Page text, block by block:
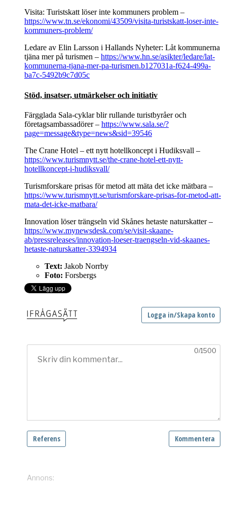
Visita: Turistskatt löser inte kommuners problem –
https://www.tn.se/ekonomi/43509/visita-turistskatt-loser-inte-
kommuners-problem/
Ledare av Elin Larsson i Hallands Nyheter: Låt kommunerna
tjäna mer på turismen – https://www.hn.se/asikter/ledare/lat-
kommunerna-tjana-mer-pa-turismen.b127031a-f624-499a-
ba7c-5492b9c7d05c
Stöd, insatser, utmärkelser och initiativ
Färgglada Sala-cyklar blir rullande turistbyråer och
företagsambassadörer – https://www.sala.se/?
page=message&type=news&sid=39546
The Crane Hotel – ett nytt hotellkoncept i Hudiksvall –
https://www.turismnytt.se/the-crane-hotel-ett-nytt-
hotellkoncept-i-hudiksvall/
Turismforskare prisas för metod att mäta det icke mätbara –
https://www.turismnytt.se/turismforskare-prisas-for-metod-att-
mata-det-icke-matbara/
Innovation löser trängseln vid Skånes hetaste naturskatter –
https://www.mynewsdesk.com/se/visit-skaane-
ab/pressreleases/innovation-loeser-traengseln-vid-skaanes-
hetaste-naturskatter-3394934
Text: Jakob Norrby
Foto: Forsbergs